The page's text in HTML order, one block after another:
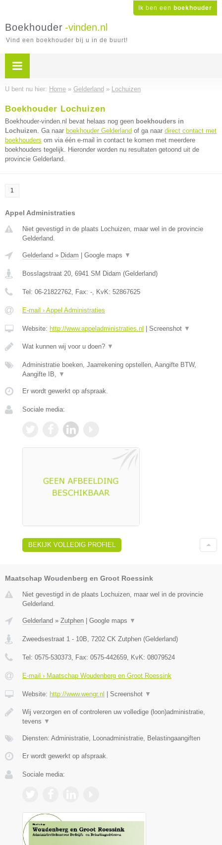
Ik ben een boekhouder
Boekhouder -vinden.nl
Vind een boekhouder bij u in de buurt!
U bent nu hier: Home » Gelderland » Lochuizen
Boekhouder Lochuizen
Boekhouder-vinden.nl bevat helaas nog geen boekhouders in
Lochuizen. Ga naar boekhouder Gelderland of ga naar direct contact met
boekhouders om via één e-mail in contact te komen met meerdere
boekhouders tegelijk. Hieronder worden nu resultaten getoond uit de
provincie Gelderland.
1
Appel Administraties
Niet gevestigd in de plaats Lochuizen, maar wel in de provincie
Gelderland.
Gelderland » Didam Google maps ▼
Bosslagstraat 20, 6941 SM Didam (Gelderland)
Tel: 06-21822762, Fax: -, KvK: 52867625
E-mail › Appel Administraties
Website: http://www.appeladministraties.nl Screenshot ▼
Wat kunnen wij voor u doen? ▼
Administratie boeken, Jaarrekening opstellen, Aangifte BTW,
Aangifte IB, ▼
Er wordt gewerkt op afspraak.
Sociale media:
BEKIJK VOLLEDIG PROFIEL
Maatschap Woudenberg en Groot Roessink
Niet gevestigd in de plaats Lochuizen, maar wel in de provincie
Gelderland.
Gelderland » Zutphen | Google maps ▼
Zweedsestraat 1 - 10B 7202 CK Zutphen (Gelderland)
Tel: 0575-530373 , Fax: 0575-442659 , KvK: 08079524
E-mail › Maatschap Woudenberg en Groot Roessink
Website: http://www.wengr.nl | Screenshot ▼
Wij verzorgen en of controleren uw volledige (loon)administratie,
tevens ▼
Diensten: Administratie, Loonadministratie, Belastingaangiften
Er wordt gewerkt op afspraak.
Sociale media: